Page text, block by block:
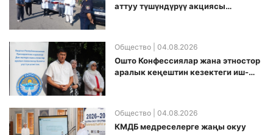
аттуу түшүндүрүү акциясы
Общество | 04.08.2026
Ошто Конфессиялар жана этностор
аралык кеңештин кезектеги иш-
Общество | 04.08.2026
КМДБ медреселерге жаңы окуу